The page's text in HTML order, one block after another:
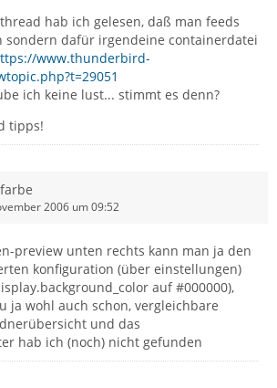
hab ich gelesen, daß man feeds
sondern dafür irgendeine containerdatei
www.thunderbird-
ich keine lust... stimmt es denn?
tipps!
2006 um 09:52
preview unten rechts kann man ja den
konfiguration (über einstellungen)
auf #000000),
ja wohl auch schon, vergleichbare
und das
hab ich (noch) nicht gefunden